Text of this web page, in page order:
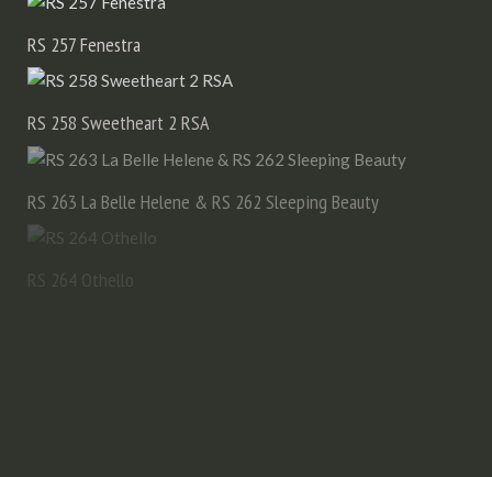
RS 257 Fenestra
RS 258 Sweetheart 2 RSA
RS 263 La Belle Helene & RS 262 Sleeping Beauty
RS 264 Othello